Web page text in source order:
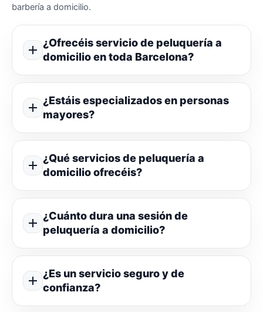
barbería a domicilio.
¿Ofrecéis servicio de peluquería a
domicilio en toda Barcelona?
¿Estáis especializados en personas
mayores?
¿Qué servicios de peluquería a
domicilio ofrecéis?
¿Cuánto dura una sesión de
peluquería a domicilio?
¿Es un servicio seguro y de
confianza?